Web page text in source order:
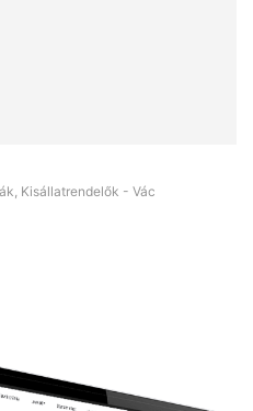
Kisállatrendelők - Vác